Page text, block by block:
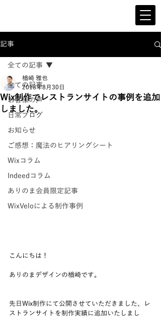
記事
全ての記事
お客様の声
日常ブログ
お知らせ
ご感想：魔法のヒアリングシート
Wixコラム
Indeedコラム
ありのま会員限定記事
WixVeloによる制作事例
全ての記事
Wix制作でレストランサイトの事例を追加
しました。
楢崎 雅也
2018年8月30日
こんにちは！
ありのまデザインの楢崎です。
先日Wix制作にて公開させていただきました、レ
ストランサイトを制作実績に追加いたしまし